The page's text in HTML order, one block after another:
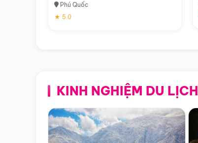
Phú Quốc
★ 5.0
KINH NGHIỆM DU LỊCH